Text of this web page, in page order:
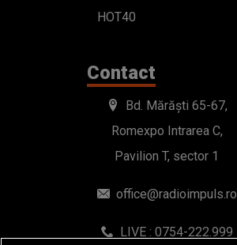
HOT40
Contact
Bd. Mărăști 65-67,
Romexpo Intrarea C,
Pavilion T, sector 1
office@radioimpuls.ro
LIVE : 0754-222.999